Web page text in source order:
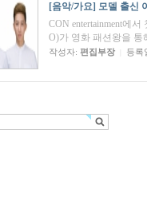
[음악/가요] 모델 출신
CON entertainment에
O)가 영화 패션왕을
작성자: 편집부장 등록